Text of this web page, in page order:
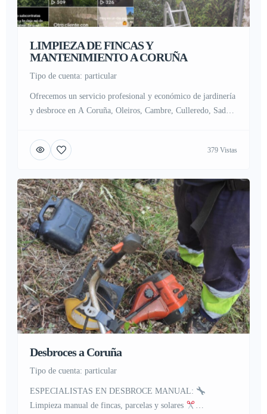
LIMPIEZA DE FINCAS Y
MANTENIMIENTO A CORUÑA
tipo de cuenta: particular
Ofrecemos un servicio profesional y económico de jardinería
y desbroce en A Coruña, Oleiros, Cambre, Culleredo, Sada y
mantenimiento de jardines todo el año.
379 Vistas
Desbroces a Coruña
tipo de cuenta: particular
ESPECIALISTAS EN DESBROCE MANUAL:
Limpieza manual de fincas, parcelas y solares